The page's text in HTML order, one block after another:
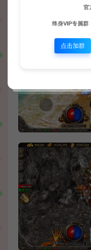
官
终身VIP专属群
点击加群